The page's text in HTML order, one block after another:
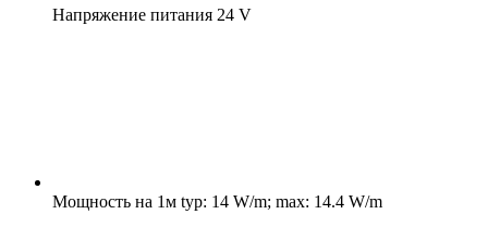
Напряжение питания 24 V
Мощность на 1м typ: 14 W/m; max: 14.4 W/m